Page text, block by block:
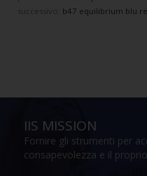
b47 equilibrium blu
IIS MISSION
Fornire gli strumenti per
consapevolezza e il